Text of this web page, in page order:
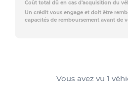
Coût total dû en cas d'acquisition du
Un crédit vous engage et doit être
capacités de remboursement avant de
Vous avez vu 1